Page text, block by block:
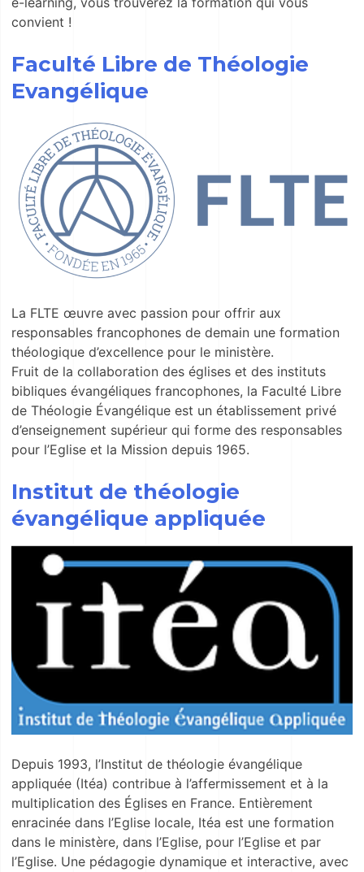
convient !
Faculté Libre de Théologie
Evangélique
La FLTE œuvre avec passion pour offrir aux
responsables francophones de demain une formation
théologique d’excellence pour le ministère.
Fruit de la collaboration des églises et des instituts
bibliques évangéliques francophones, la Faculté Libre
de Théologie Évangélique est un établissement privé
d’enseignement supérieur qui forme des responsables
pour l’Eglise et la Mission depuis 1965.
Institut de théologie
évangélique appliquée
Depuis 1993, l’Institut de théologie évangélique
appliquée (Itéa) contribue à l’affermissement et à la
multiplication des Églises en France. Entièrement
enracinée dans l’Eglise locale, Itéa est une formation
dans le ministère, dans l’Eglise, pour l’Eglise et par
l’Eglise. Une pédagogie dynamique et interactive, avec